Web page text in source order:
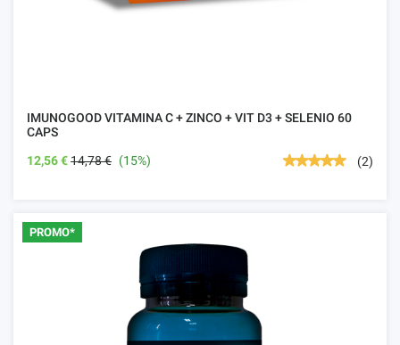
IMUNOGOOD VITAMINA C + ZINCO + VIT D3 + SELENIO 60
CAPS
12,56 €14,78 € (15%) (2)
PROMO*